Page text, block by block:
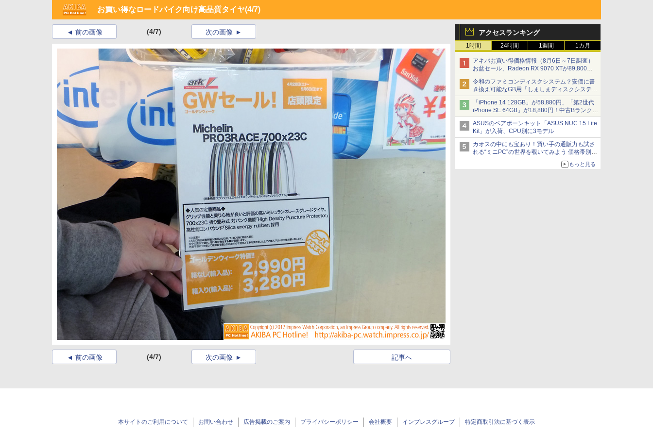
お買い得なロードバイク向け高品質タイヤ(4/7)
アクセスランキング
1時間 24時間 1週間 1カ月
アキバお買い得価格情報（8月6日～7日調査）
お盆セール、Radeon RX 9070 XTが89,800
円、水平周波数24.8kHz対応の17型モニターが
9,801円、暑さ指数連動セール ほか
令和のファミコンディスクシステム？安価に書
き換え可能なGB用「しましまディスクシステ
ム」
「iPhone 14 128GB」が58,880円、「第2世代
iPhone SE 64GB」が18,880円！中古Bランク品
セール
ASUSのベアボーンキット「ASUS NUC 15 Lite
Kit」が入荷、CPU別に3モデル
カオスの中にも宝あり！買い手の通販力も試さ
れる“ミニPC”の世界を覗いてみよう 価格帯別に
仕様や特徴を整理、11製品をピックアップ text
もっと見る
前の画像 (4/7) 次の画像
前の画像 (4/7) 記事へ
次の画像
本サイトのご利用について お問い合わせ 広告掲載のご案内 プライバシーポリシー 会社概要 インプレスグループ 特定商取引法に基づく表示